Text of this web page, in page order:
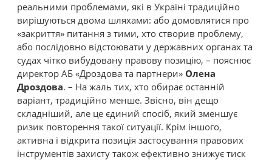
реальними проблемами, які в Україні традиційно
вирішуються двома шляхами: або домовлятися про
«закриття» питання з тими, хто створив проблему,
або послідовно відстоювати у державних органах та
судах чітко вибудовану правову позицію, – пояснює
директор АБ «Дроздова та партнери» Олена
Дроздова. – На жаль тих, хто обирає останній
варіант, традиційно менше. Звісно, він дещо
складніший, але це єдиний спосіб, який зменшує
ризик повторення такої ситуації. Крім іншого,
активна і відкрита позиція застосування правових
інструментів захисту також ефективно знижує тиск